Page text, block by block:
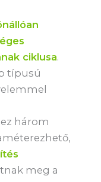
ciklusa.
típusú
három
meg a